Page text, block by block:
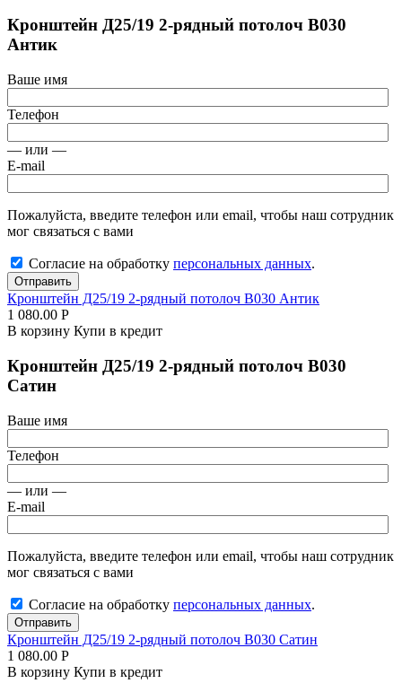
Кронштейн Д25/19 2-рядный потолоч В030
Антик
Ваше имя
Телефон
— или —
E-mail
Пожалуйста, введите телефон или email, чтобы наш сотрудник
мог связаться с вами
Согласие на обработку персональных данных.
Отправить
Кронштейн Д25/19 2-рядный потолоч В030 Антик
1 080.00 Р
В корзину Купи в кредит
Кронштейн Д25/19 2-рядный потолоч В030
Сатин
Ваше имя
Телефон
— или —
E-mail
Пожалуйста, введите телефон или email, чтобы наш сотрудник
мог связаться с вами
Согласие на обработку персональных данных.
Отправить
Кронштейн Д25/19 2-рядный потолоч В030 Сатин
1 080.00 Р
В корзину Купи в кредит